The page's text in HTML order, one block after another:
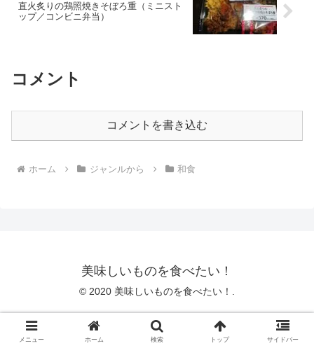
直火炙りの鶏照焼きそぼろ重（ミニスト
ップ／コンビニ弁当）
コメント
コメントを書き込む
ホーム ジャンルから 和食
美味しいものを食べたい！
© 2020 美味しいものを食べたい！.
メニュー ホーム 検索 トップ サイドバー